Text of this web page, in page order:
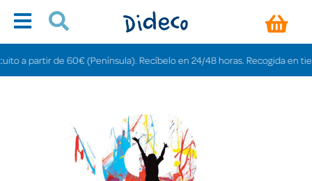
partir de 60€ (Península). Recíbelo en 24/48 horas. Recogida en